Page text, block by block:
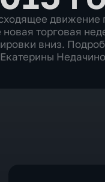
движение
торговая
вниз.